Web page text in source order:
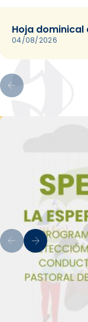
Hoja dominical
04/08/2026